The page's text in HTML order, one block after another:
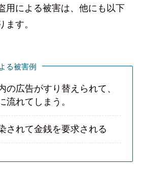
用による被害は、他にも以下
ます。
る被害例
の広告がすり替えられて、
流れてしまう。
されて金銭を要求される